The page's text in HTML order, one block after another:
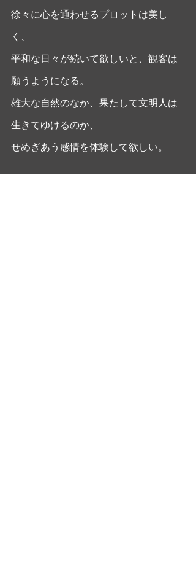
徐々に心を通わせるプロットは美し
く、
平和な日々が続いて欲しいと、観客は
願うようになる。
雄大な自然のなか、果たして文明人は
生きてゆけるのか、
せめぎあう感情を体験して欲しい。